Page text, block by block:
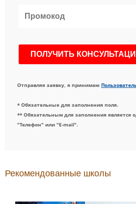
Отправляя заявку, я принимаю
* Обязательные для заполнения поля.
** Обязательным для заполнения является
"Телефон" или "E-mail".
Рекомендованные школы